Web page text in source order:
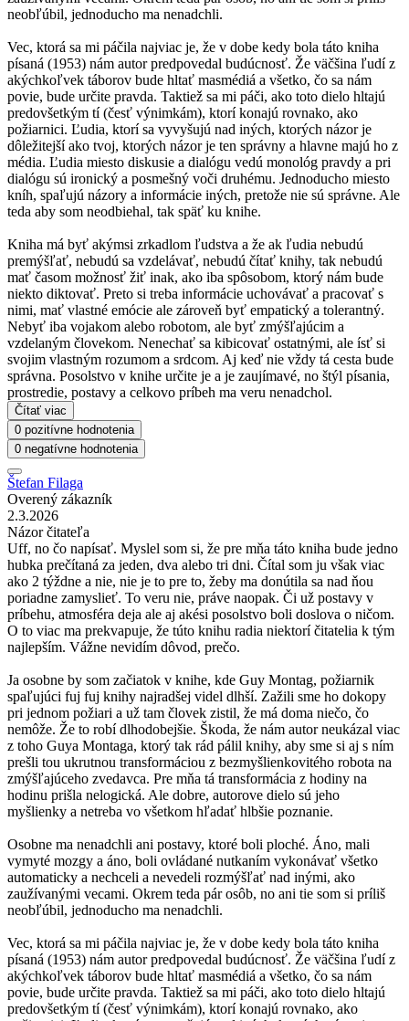
neobľúbil, jednoducho ma nenadchli.
Vec, ktorá sa mi páčila najviac je, že v dobe kedy bola táto kniha
písaná (1953) nám autor predpovedal budúcnosť. Že väčšina ľudí z
akýchkoľvek táborov bude hltať masmédiá a všetko, čo sa nám
povie, bude určite pravda. Taktiež sa mi páči, ako toto dielo hltajú
predovšetkým tí (česť výnimkám), ktorí konajú rovnako, ako
požiarnici. Ľudia, ktorí sa vyvyšujú nad iných, ktorých názor je
dôležitejší ako tvoj, ktorých názor je ten správny a hlavne majú ho z
média. Ľudia miesto diskusie a dialógu vedú monológ pravdy a pri
dialógu sú ironický a posmešný voči druhému. Jednoducho miesto
kníh, spaľujú názory a informácie iných, pretože nie sú správne. Ale
teda aby som neodbiehal, tak späť ku knihe.
Kniha má byť akýmsi zrkadlom ľudstva a že ak ľudia nebudú
premýšľať, nebudú sa vzdelávať, nebudú čítať knihy, tak nebudú
mať časom možnosť žiť inak, ako iba spôsobom, ktorý nám bude
niekto diktovať. Preto si treba informácie uchovávať a pracovať s
nimi, mať vlastné emócie ale zároveň byť empatický a tolerantný.
Nebyť iba vojakom alebo robotom, ale byť zmýšľajúcim a
vzdelaným človekom. Nenechať sa kibicovať ostatnými, ale ísť si
svojim vlastným rozumom a srdcom. Aj keď nie vždy tá cesta bude
správna. Posolstvo v knihe určite je a je zaujímavé, no štýl písania,
prostredie, postavy a celkovo príbeh ma veru nenadchol.
Čítať viac
0 pozitívne hodnotenia
0 negatívne hodnotenia
Štefan Filaga
Overený zákazník
2.3.2026
Názor čitateľa
Uff, no čo napísať. Myslel som si, že pre mňa táto kniha bude jedno
hubka prečítaná za jeden, dva alebo tri dni. Čítal som ju však viac
ako 2 týždne a nie, nie je to pre to, žeby ma donútila sa nad ňou
poriadne zamyslieť. To veru nie, práve naopak. Či už postavy v
príbehu, atmosféra deja ale aj akési posolstvo boli doslova o ničom.
O to viac ma prekvapuje, že túto knihu radia niektorí čitatelia k tým
najlepším. Vážne nevidím dôvod, prečo.
Ja osobne by som začiatok v knihe, kde Guy Montag, požiarnik
spaľujúci fuj fuj knihy najradšej videl dlhší. Zažili sme ho dokopy
pri jednom požiari a už tam človek zistil, že má doma niečo, čo
nemôže. Že to robí dlhodobejšie. Škoda, že nám autor neukázal viac
z toho Guya Montaga, ktorý tak rád pálil knihy, aby sme si aj s ním
prešli tou ukrutnou transformáciou z bezmyšlienkovitého robota na
zmýšľajúceho zvedavca. Pre mňa tá transformácia z hodiny na
hodinu prišla nelogická. Ale dobre, autorove dielo sú jeho
myšlienky a netreba vo všetkom hľadať hlbšie poznanie.
Osobne ma nenadchli ani postavy, ktoré boli ploché. Áno, mali
vymyté mozgy a áno, boli ovládané nutkaním vykonávať všetko
automaticky a nechceli a nevedeli rozmýšľať nad inými, ako
zaužívanými vecami. Okrem teda pár osôb, no ani tie som si príliš
neobľúbil, jednoducho ma nenadchli.
Vec, ktorá sa mi páčila najviac je, že v dobe kedy bola táto kniha
písaná (1953) nám autor predpovedal budúcnosť. Že väčšina ľudí z
akýchkoľvek táborov bude hltať masmédiá a všetko, čo sa nám
povie, bude určite pravda. Taktiež sa mi páči, ako toto dielo hltajú
predovšetkým tí (česť výnimkám), ktorí konajú rovnako, ako